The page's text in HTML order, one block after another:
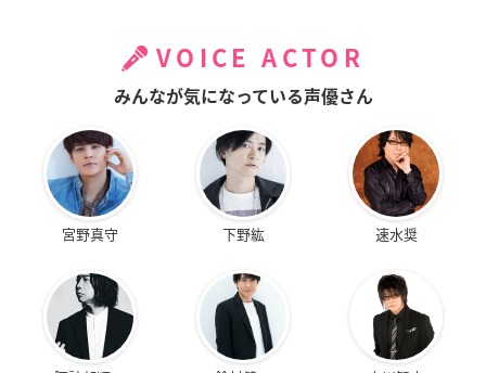
VOICE ACTOR
みんなが気になっている声優さん
宮野真守 下野紘 速水奨